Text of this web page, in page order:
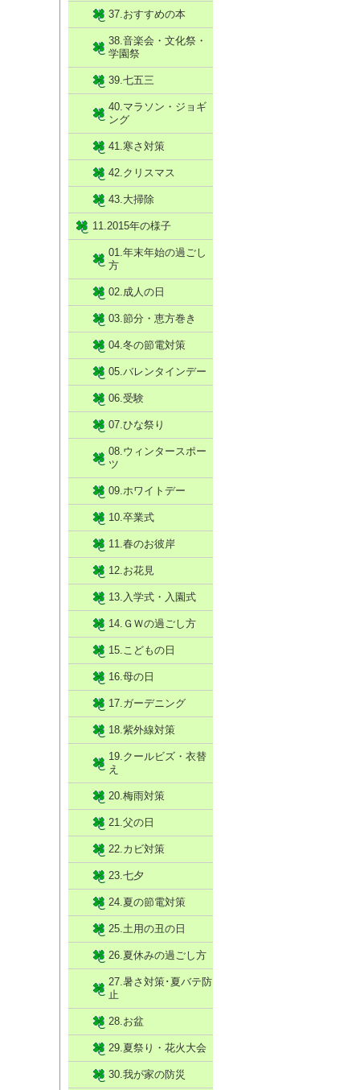
37.おすすめの本
38.音楽会・文化祭・
学園祭
39.七五三
40.マラソン・ジョギ
ング
41.寒さ対策
42.クリスマス
43.大掃除
11.2015年の様子
01.年末年始の過ごし
方
02.成人の日
03.節分・恵方巻き
04.冬の節電対策
05.バレンタインデー
06.受験
07.ひな祭り
08.ウィンタースポー
ツ
09.ホワイトデー
10.卒業式
11.春のお彼岸
12.お花見
13.入学式・入園式
14.ＧＷの過ごし方
15.こどもの日
16.母の日
17.ガーデニング
18.紫外線対策
19.クールビズ・衣替
え
20.梅雨対策
21.父の日
22.カビ対策
23.七夕
24.夏の節電対策
25.土用の丑の日
26.夏休みの過ごし方
27.暑さ対策･夏バテ防
止
28.お盆
29.夏祭り・花火大会
30.我が家の防災